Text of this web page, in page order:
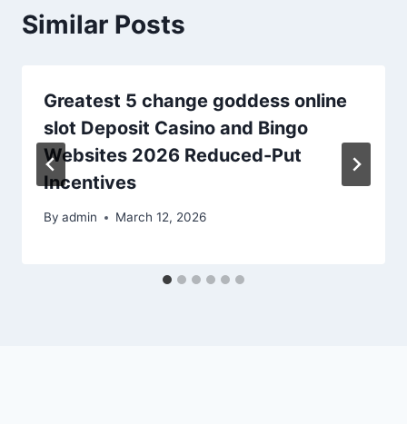
Similar Posts
Greatest 5 change goddess online
slot Deposit Casino and Bingo
Websites 2026 Reduced-Put
Incentives
By admin March 12, 2026